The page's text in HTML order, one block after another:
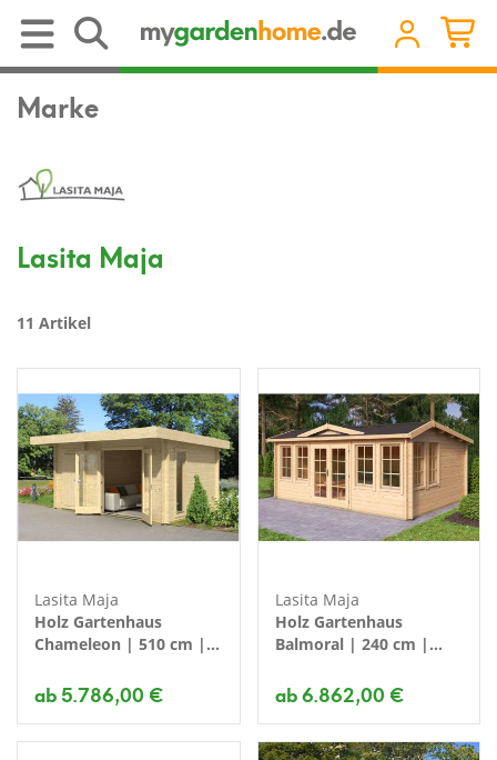
Marke
Lasita Maja
11 Artikel
Lasita Maja
Holz Gartenhaus
Chameleon | 510 cm |
ab 5.786,00 €
Lasita Maja
Holz Gartenhaus
Balmoral | 240 cm |
ab 6.862,00 €